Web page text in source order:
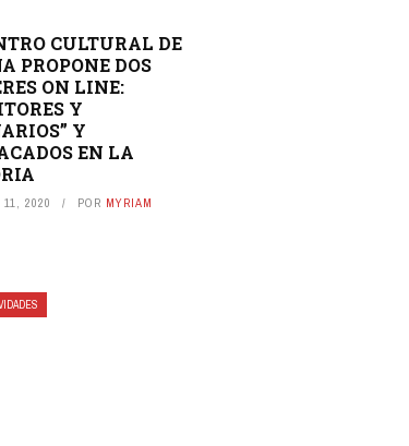
CULTURAL DE
PROPONE DOS
ON LINE:
Y
Y
EN LA
2020 POR MYRIAM